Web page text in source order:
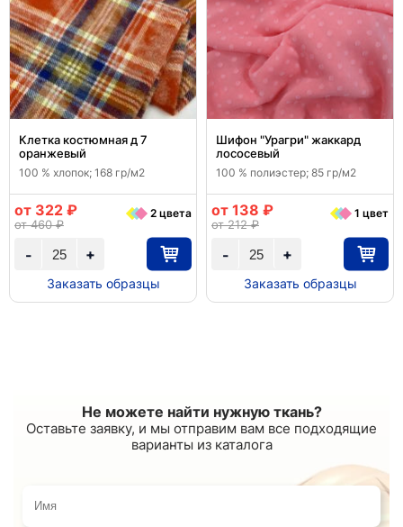
Клетка костюмная д 7
оранжевый
100 % хлопок; 168 гр/м2
+
-
от 322 ₽
от 460 ₽
2 цвета
Заказать образцы
Шифон "Урагри" жаккард
лососевый
100 % полиэстер; 85 гр/м2
+
-
от 138 ₽
от 212 ₽
1 цвет
Заказать образцы
Не можете найти нужную ткань?
Оставьте заявку, и мы отправим вам все подходящие
варианты из каталога
Имя